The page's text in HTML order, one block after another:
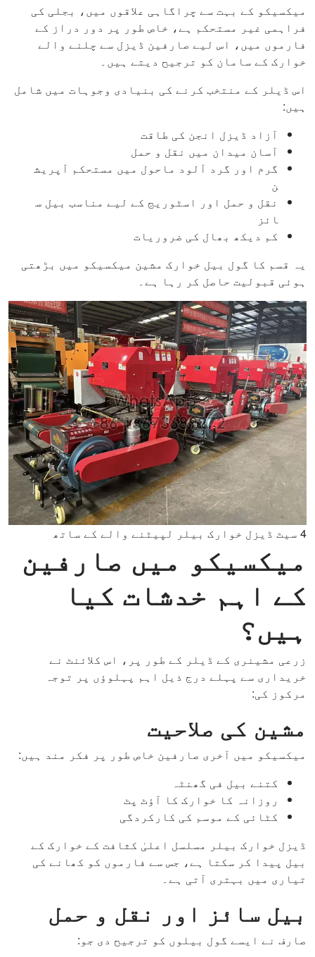
میکسیکو کے بہت سے چراگاہی علاقوں میں، بجلی کی
فراہمی غیر مستحکم ہے، خاص طور پر دور دراز کے
فارموں میں، اس لیے صارفین ڈیزل سے چلنے والے
خوارک کے سامان کو ترجیح دیتے ہیں۔
اس ڈیلر کے منتخب کرنے کی بنیادی وجوہات میں شامل
ہیں:
آزاد ڈیزل انجن کی طاقت
آسان میدان میں نقل و حمل
گرم اور گرد آلود ماحول میں مستحکم آپریش
ن
نقل و حمل اور اسٹوریج کے لیے مناسب بیل س
ائز
کم دیکھ بھال کی ضروریات
یہ قسم کا گول بیل خوارک مشین میکسیکو میں بڑھتی
ہوئی قبولیت حاصل کر رہا ہے۔
4 سیٹ ڈیزل خوارک بیلر لپیٹنے والے کے ساتھ
میکسیکو میں صارفین
کے اہم خدشات کیا
ہیں؟
زرعی مشینری کے ڈیلر کے طور پر، اس کلائنٹ نے
خریداری سے پہلے درج ذیل اہم پہلوؤں پر توجہ
مرکوز کی:
مشین کی صلاحیت
میکسیکو میں آخری صارفین خاص طور پر فکر مند ہیں:
کتنے بیل فی گھنٹہ
روزانہ کا خوارک کا آؤٹ پٹ
کٹائی کے موسم کی کارکردگی
ڈیزل خوارک بیلر مسلسل اعلیٰ کثافت کے خوارک کے
بیل پیدا کر سکتا ہے، جس سے فارموں کو کھانے کی
تیاری میں بہتری آتی ہے۔
بیل سائز اور نقل و حمل
صارف نے ایسے گول بیلوں کو ترجیح دی جو: